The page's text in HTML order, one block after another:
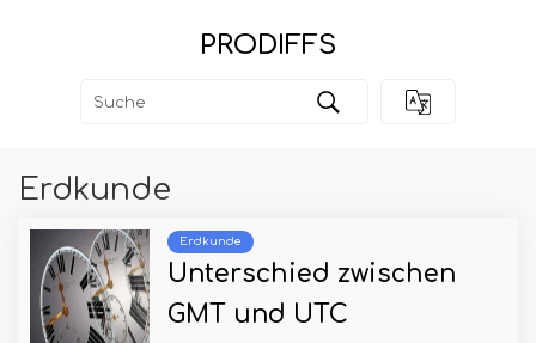
PRODIFFS
Erdkunde
Erdkunde
Unterschied zwischen
GMT und UTC